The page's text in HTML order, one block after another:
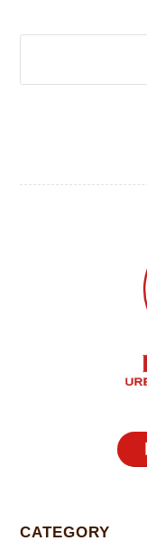
CATEGORY